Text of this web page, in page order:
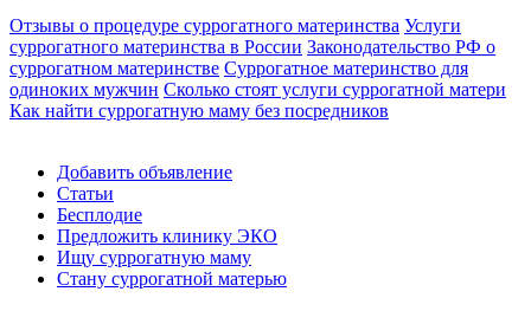
Отзывы о процедуре суррогатного материнства Услуги
суррогатного материнства в России Законодательство РФ о
суррогатном материнстве Суррогатное материнство для
одиноких мужчин Сколько стоят услуги суррогатной матери
Как найти суррогатную маму без посредников
Добавить объявление
Статьи
Бесплодие
Предложить клинику ЭКО
Ищу суррогатную маму
Стану суррогатной матерью